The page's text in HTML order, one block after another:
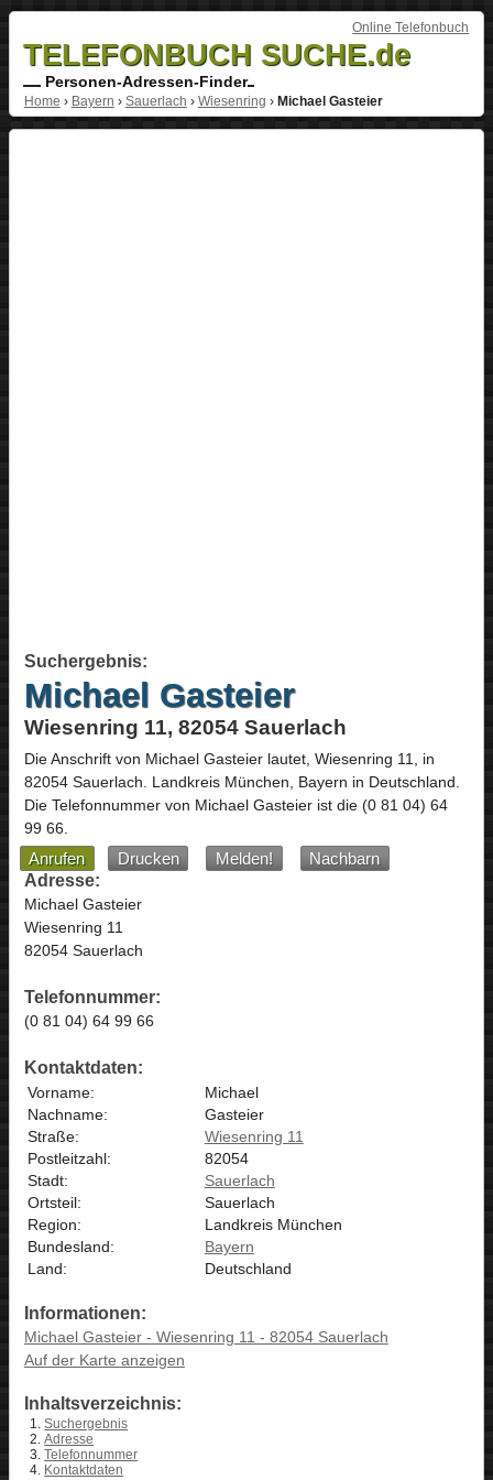
Online Telefonbuch
TELEFONBUCH SUCHE.de
Personen-Adressen-Finder
Home › Bayern › Sauerlach › Wiesenring › Michael Gasteier
Suchergebnis:
Michael Gasteier
Wiesenring 11, 82054 Sauerlach
Die Anschrift von Michael Gasteierlautet, Wiesenring 11, in
82054 Sauerlach. Landkreis München, Bayern in Deutschland.
Die Telefonnummer von Michael Gasteier ist die (0 81 04) 64
99 66.
Anrufen Drucken Melden!
Nachbarn
Adresse:
Michael Gasteier
Wiesenring 11
82054 Sauerlach
Telefonnummer:
(0 81 04) 64 99 66
Kontaktdaten:
Vorname:
Michael
Nachname:
Gasteier
Straße:
Wiesenring 11
Postleitzahl:
82054
Stadt:
Sauerlach
Ortsteil:
Sauerlach
Region:
Landkreis München
Bundesland:
Bayern
Land:
Deutschland
Informationen:
Michael Gasteier - Wiesenring 11 - 82054 Sauerlach
Auf der Karte anzeigen
Inhaltsverzeichnis:
Suchergebnis
Adresse
Telefonnummer
Kontaktdaten